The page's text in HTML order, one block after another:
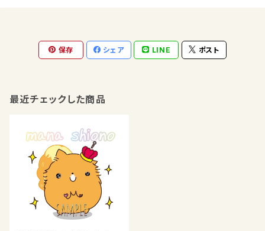
保存 シェア LINE ポスト
最近チェックした商品